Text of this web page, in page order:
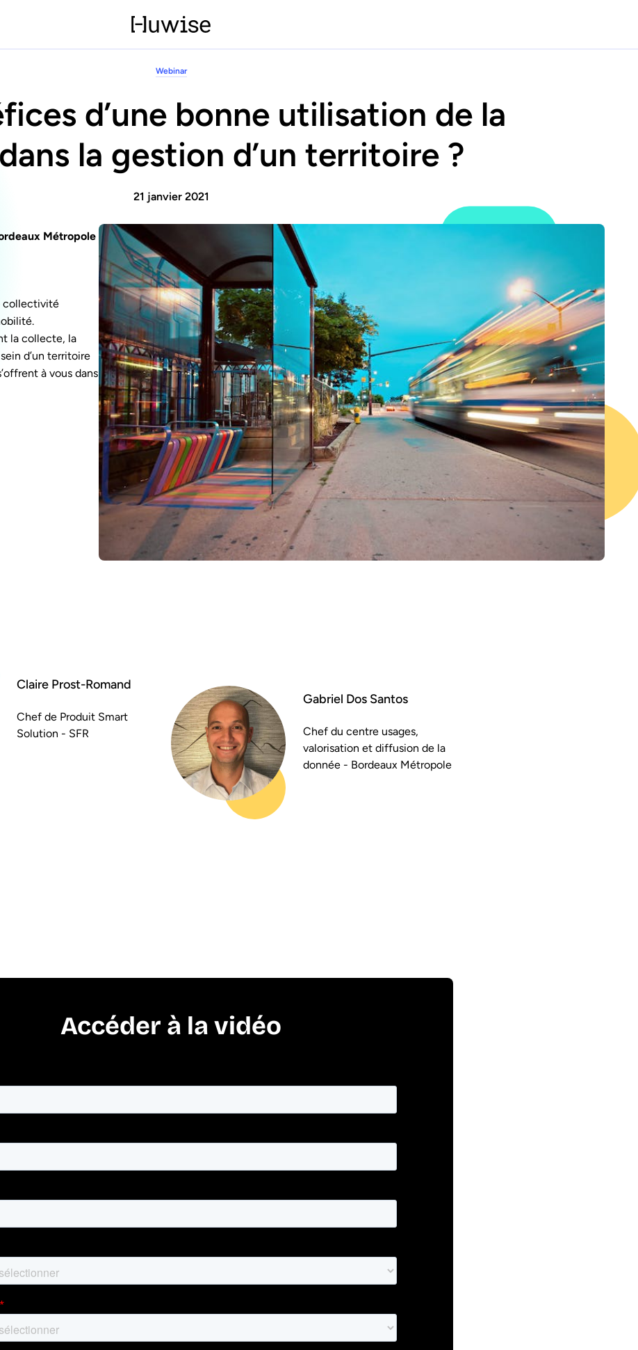
Webinar
d’une bonne utilisation de la
la gestion d’un territoire ?
21 janvier 2021
Métropole
collectivité
la collecte, la
d’un territoire
à vous dans
Claire Prost-Romand
Chef de Produit Smart
Solution - SFR
Gabriel Dos Santos
Chef du centre usages,
valorisation et diffusion de la
donnée - Bordeaux Métropole
Accéder à la vidéo